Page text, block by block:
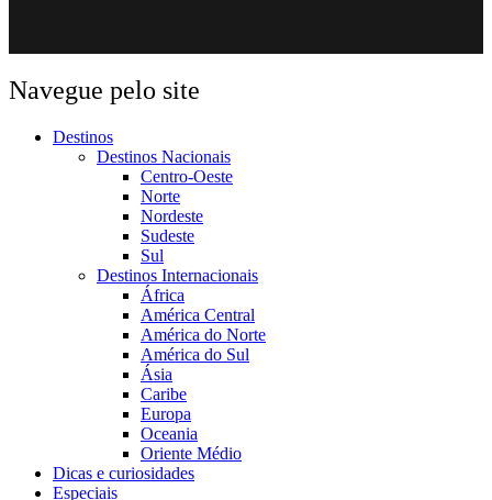
Navegue pelo site
Destinos
Destinos Nacionais
Centro-Oeste
Norte
Nordeste
Sudeste
Sul
Destinos Internacionais
África
América Central
América do Norte
América do Sul
Ásia
Caribe
Europa
Oceania
Oriente Médio
Dicas e curiosidades
Especiais